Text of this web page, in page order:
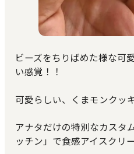
ビーズをちりばめた様な可
い感覚！！
可愛らしい、くまモンクッ
アナタだけの特別なカスタ
ッチン」で食感アイスクリ